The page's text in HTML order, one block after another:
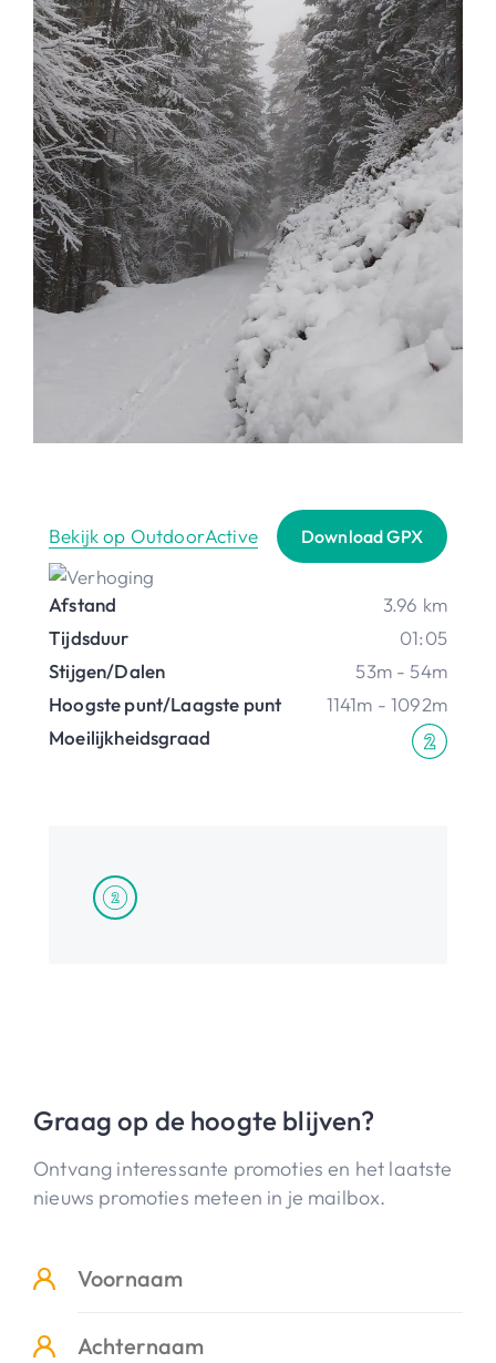
Bekijk op OutdoorActive Download GPX
Afstand
3.96 km
Tijdsduur
01:05
Stijgen/Dalen
53m - 54m
Hoogste punt/Laagste punt
1141m - 1092m
Moeilijkheidsgraad
Graag op de hoogte blijven?
Ontvang interessante promoties en het laatste
nieuws promoties meteen in je mailbox.